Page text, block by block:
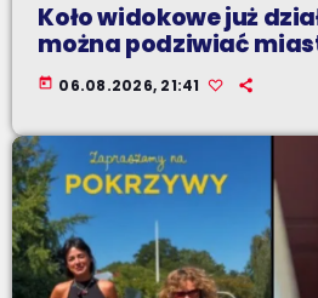
Koło widokowe już
można podziwiać
today 06.08.2026, 21:41